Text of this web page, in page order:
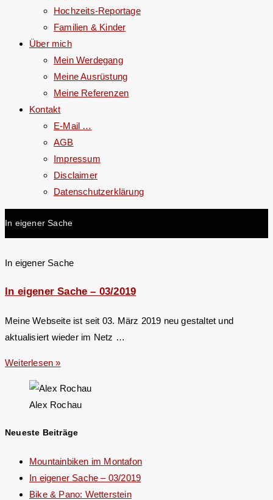
Hochzeits-Reportage
Familien & Kinder
Über mich
Mein Werdegang
Meine Ausrüstung
Meine Referenzen
Kontakt
E-Mail …
AGB
Impressum
Disclaimer
Datenschutzerklärung
In eigener Sache
In eigener Sache
In eigener Sache – 03/2019
Meine Webseite ist seit 03. März 2019 neu gestaltet und
aktualisiert wieder im Netz …
Weiterlesen »
Alex Rochau
Neueste Beiträge
Mountainbiken im Montafon
In eigener Sache – 03/2019
Bike & Pano: Wetterstein